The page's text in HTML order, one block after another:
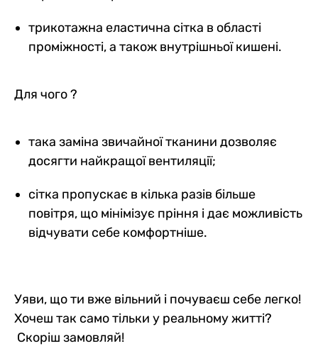
трикотажна еластична сітка в області
проміжності, а також внутрішньої кишені.
Для чого ?
така заміна звичайної тканини дозволяє
досягти найкращої вентиляції;
сітка пропускає в кілька разів більше
повітря, що мінімізує пріння і дає можливість
відчувати себе комфортніше.
Уяви, що ти вже вільний і почуваєш себе легко!
Хочеш так само тільки у реальному житті?
Скоріш замовляй!